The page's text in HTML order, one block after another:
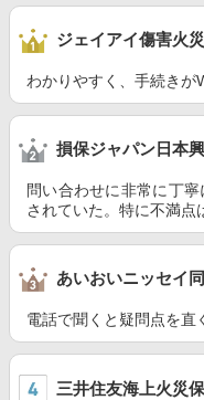
ジェイアイ傷害火
わかりやすく、手続きが
損保ジャパン日本
問い合わせに非常に丁
されていた。特に不満点
あいおいニッセイ
電話で聞くと疑問点を直
三井住友海上火災